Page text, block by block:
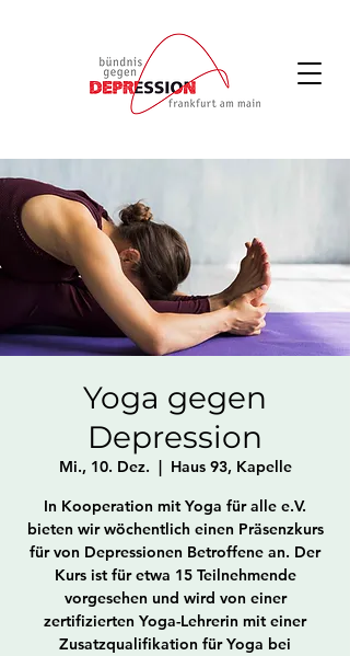
Yoga gegen
Depression
Mi., 10. Dez.
  |
Haus 93, Kapelle
In Kooperation mit Yoga für alle e.V.
bieten wir wöchentlich einen Präsenzkurs
für von Depressionen Betroffene an. Der
Kurs ist für etwa 15 Teilnehmende
vorgesehen und wird von einer
zertifizierten Yoga-Lehrerin mit einer
Zusatzqualifikation für Yoga bei